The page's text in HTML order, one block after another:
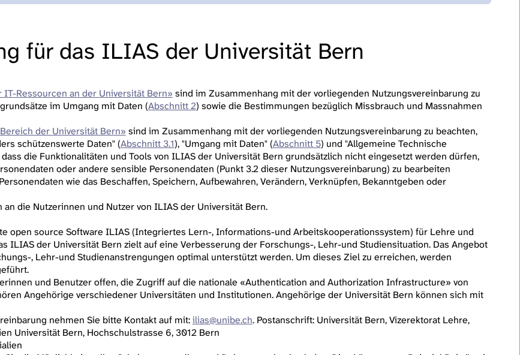
für das ILIAS der Universität Bern
IT-Ressourcen an der Universität Bern» sind im Zusammenhang mit der vorliegenden Nutzungsvereinbarung zu
im Umgang mit Daten (Abschnitt 2) sowie die Bestimmungen bezüglich Missbrauch und Massnahmen
der Universität Bern» sind im Zusammenhang mit der vorliegenden Nutzungsvereinbarung zu beachten,
schützenswerte Daten" (Abschnitt 3.1), "Umgang mit Daten" (Abschnitt 5) und "Allgemeine Technische
dass die Funktionalitäten und Tools von ILIAS der Universität Bern grundsätzlich nicht eingesetzt werden dürfen,
oder andere sensible Personendaten (Punkt 3.2 dieser Nutzungsvereinbarung) zu bearbeiten
wie das Beschaffen, Speichern, Aufbewahren, Verändern, Verknüpfen, Bekanntgeben oder
die Nutzerinnen und Nutzer von ILIAS der Universität Bern.
open source Software ILIAS (Integriertes Lern-, Informations-und Arbeitskooperationssystem) für Lehre und
ILIAS der Universität Bern zielt auf eine Verbesserung der Forschungs-, Lehr-und Studiensituation. Das Angebot
, Lehr-und Studienanstrengungen optimal unterstützt werden. Um dieses Ziel zu erreichen, werden
und Benutzer offen, die Zugriff auf die nationale «Authentication and Authorization Infrastructure» von
Angehörige verschiedener Universitäten und Institutionen. Angehörige der Universität Bern können sich mit
nehmen Sie bitte Kontakt auf mit:ilias@unibe.ch. Postanschrift: Universität Bern, Vizerektorat Lehre,
Universität Bern, Hochschulstrasse 6, 3012 Bern